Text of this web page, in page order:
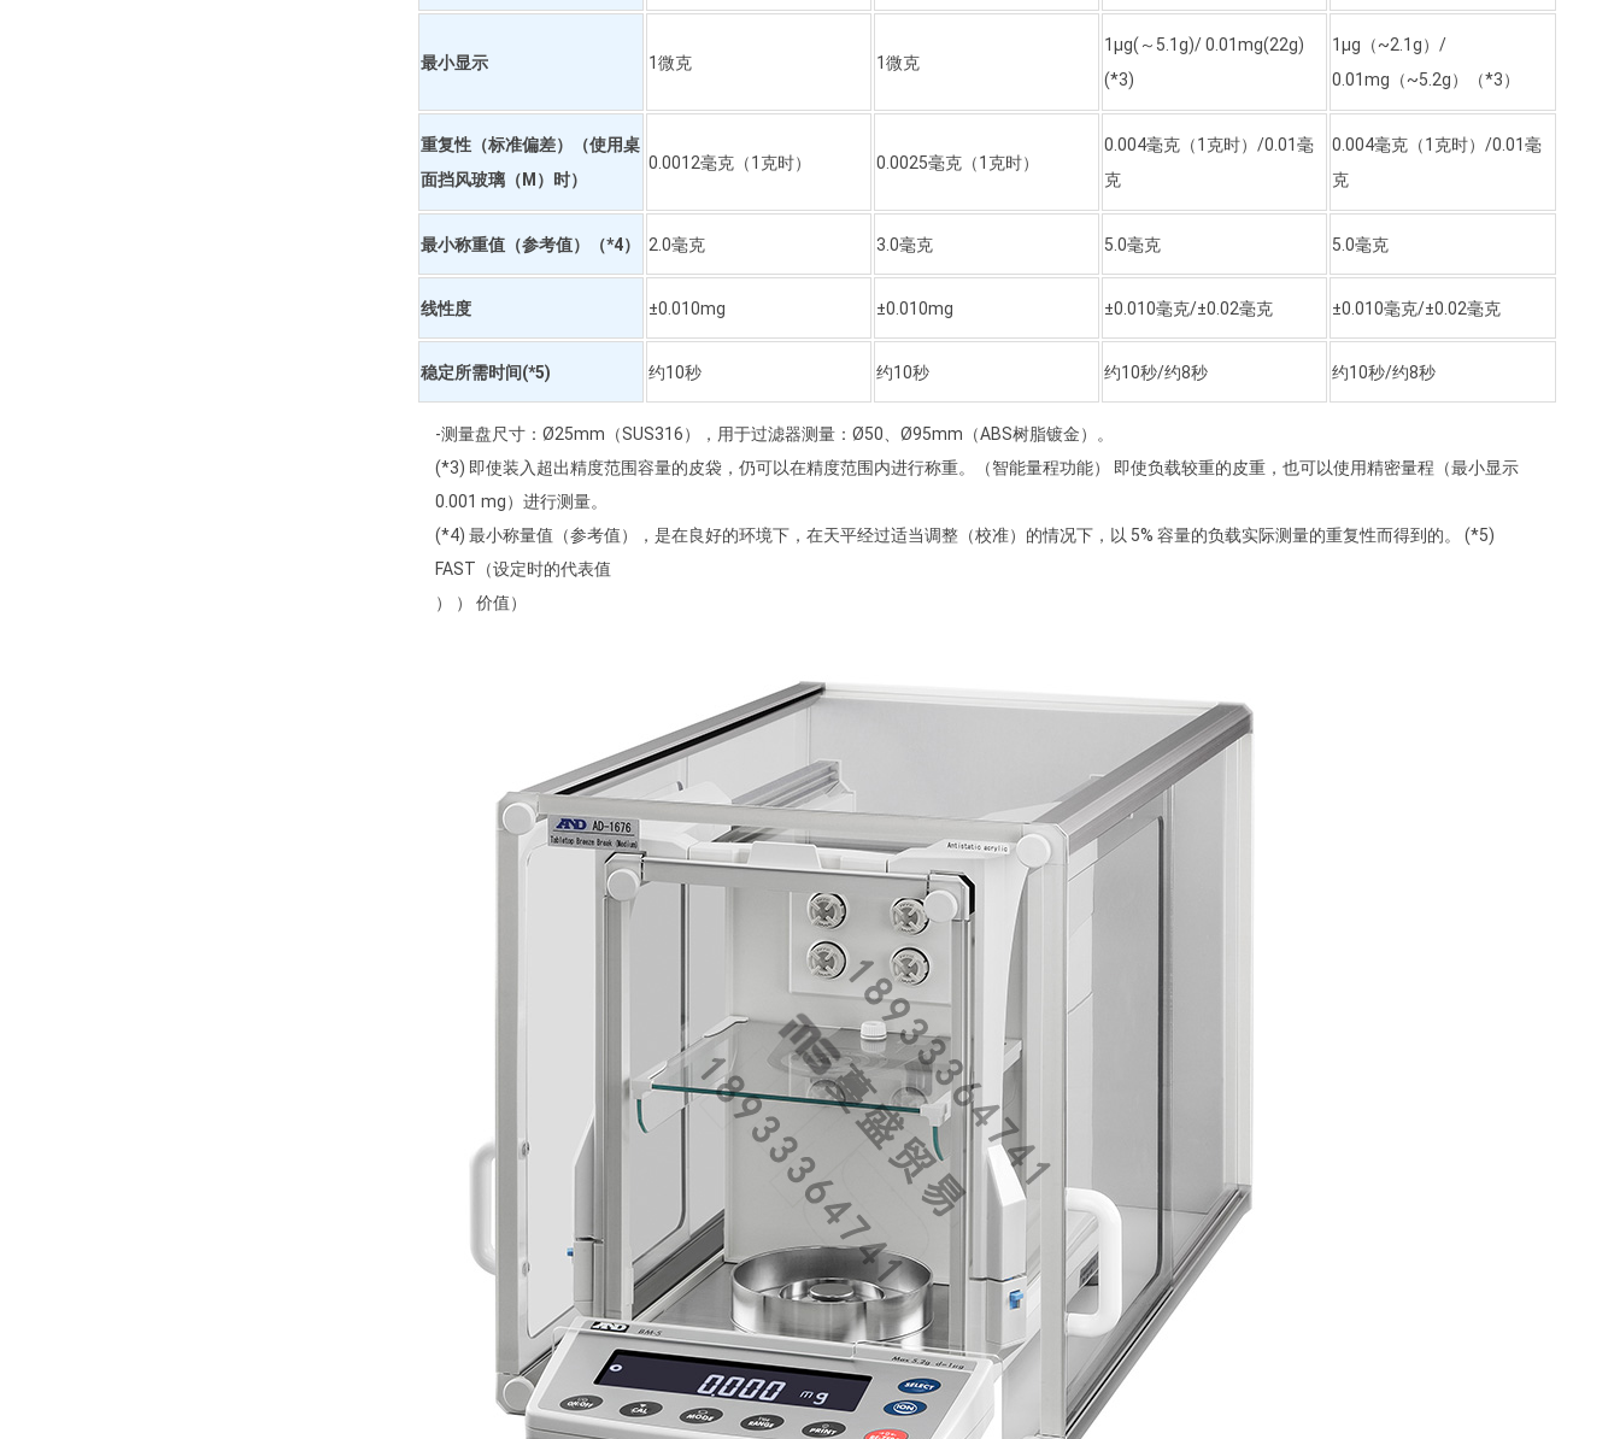
最小显示 1微克 1微克
1μg(～5.1g)/ 0.01mg(22g)
(*3)
1μg（~2.1g）/
0.01mg（~5.2g）（*3）
重复性（标准偏差）（使用桌
面挡风玻璃（M）时）
0.0012毫克（1克时） 0.0025毫克（1克时）
0.004毫克（1克时）/0.01毫
克
0.004毫克（1克时）/0.01毫
克
最小称重值（参考值）（*4） 2.0毫克 3.0毫克 5.0毫克 5.0毫克
线性度 ±0.010mg ±0.010mg ±0.010毫克/±0.02毫克 ±0.010毫克/±0.02毫克
稳定所需时间(*5) 约10秒 约10秒 约10秒/约8秒 约10秒/约8秒
-测量盘尺寸：Ø25mm（SUS316），用于过滤器测量：Ø50、Ø95mm（ABS树脂镀金）。
(*3) 即使装入超出精度范围容量的皮袋，仍可以在精度范围内进行称重。
（智能量程功能） 即使负载较重的皮重，也可以使用精密量程（最小显示
0.001 mg）进行测量。
(*4) 最小称量值（参考值），是在良好的环境下，在天平经过适当调整（校准）的情况下，以 5% 容量的负载实际测量的重复性而得到的。 (*5)
FAST（设定时的代表值
） ） 价值）